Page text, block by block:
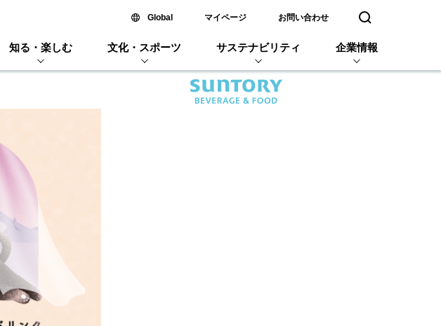
Global新しいウィンドウで開く
マイページ お問い合わせ 検索窓を開く
知る・楽しむ 文化・スポーツ サステナビリティ 企業情報